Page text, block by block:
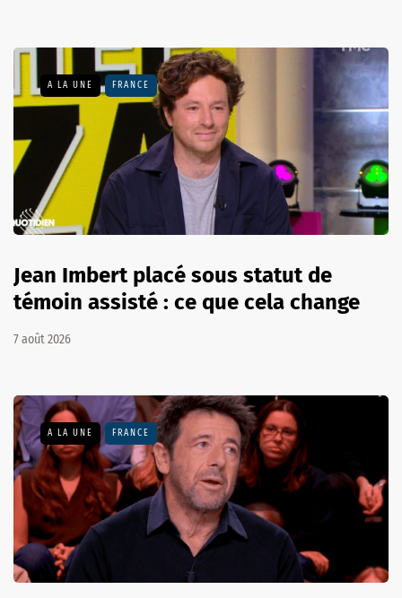
A LA UNE FRANCE
Jean Imbert placé sous statut de
témoin assisté : ce que cela change
7 août 2026
A LA UNE FRANCE